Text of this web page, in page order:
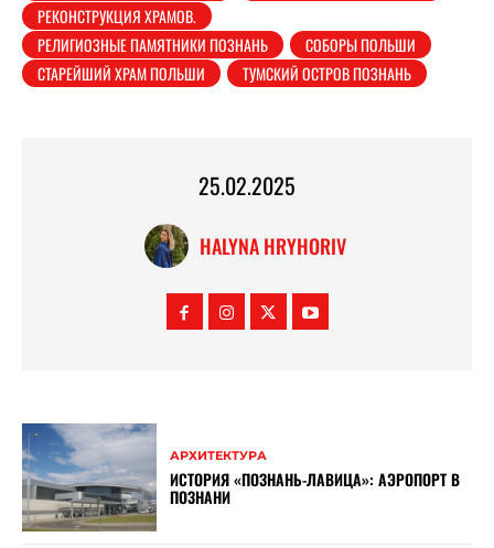
РЕКОНСТРУКЦИЯ ХРАМОВ.
РЕЛИГИОЗНЫЕ ПАМЯТНИКИ ПОЗНАНЬ
СОБОРЫ ПОЛЬШИ
СТАРЕЙШИЙ ХРАМ ПОЛЬШИ
ТУМСКИЙ ОСТРОВ ПОЗНАНЬ
25.02.2025
HALYNA HRYHORIV
АРХИТЕКТУРА
ИСТОРИЯ «ПОЗНАНЬ-ЛАВИЦА»: АЭРОПОРТ В
ПОЗНАНИ